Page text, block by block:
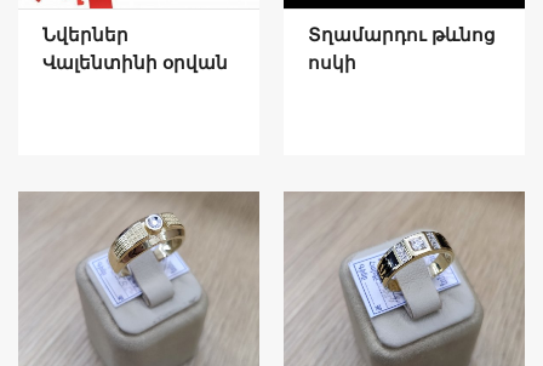
Նվերներ
Վալենտինի օրվան
Տղամարդու թևնոց
ոսկի